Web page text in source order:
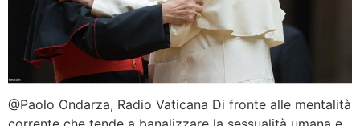
@Paolo Ondarza, Radio Vaticana Di fronte alle mentalità